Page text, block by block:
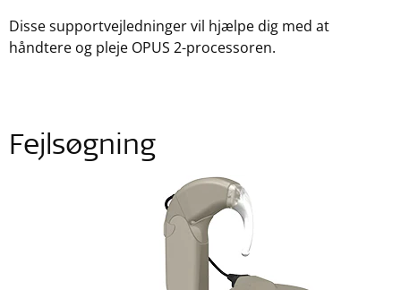
Disse supportvejledninger vil hjælpe dig med at
håndtere og pleje OPUS 2-processoren.
Fejlsøgning